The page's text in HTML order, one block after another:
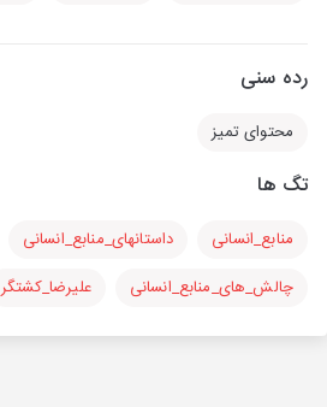
رده سنی
محتوای تمیز
تگ ها
منابع_انسانی
داستانهای_منابع_انسانی
چالش_های_منابع_انسانی
علیرضا_کشتگر